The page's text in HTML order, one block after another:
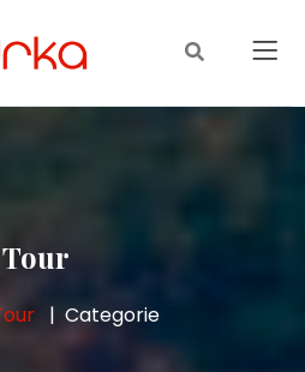
Tour
Categorie